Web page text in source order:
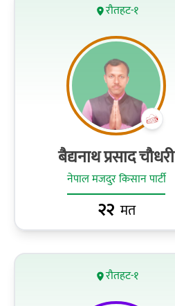
रौतहट-१
बैद्यनाथ प्रसाद चौधरी
नेपाल मजदुर किसान पार्टी
२२ मत
रौतहट-१